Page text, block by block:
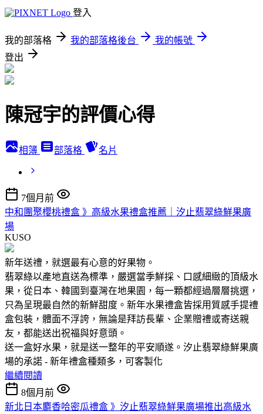
登入
我的部落格 我的部落格後台
我的帳號
登出
陳冠宇的評價心得
相簿 部落格 名片
7個月前
中和團聚櫻桃禮盒 》高級水果禮盒推薦｜汐止翡翠綠鮮果廣
場
KUSO
新年送禮，就選最有心意的好果物。
翡翠綠以產地直送為標準，嚴選當季鮮採、口感細緻的頂級水
果，從日本、韓國到臺灣在地果園，每一顆都經過層層挑選，
只為呈現最自然的新鮮甜度。新年水果禮盒皆採用質感手提禮
盒包裝，體面不浮誇，無論是拜訪長輩、企業贈禮或寄送親
友，都能送出祝福與好意頭。
送一盒好水果，就是送一整年的平安順遂。汐止翡翠綠鮮果廣
場的承諾 - 新年禮盒種類多，可客製化
繼續閱讀
8個月前
新北日本麝香哈密瓜禮盒 》汐止翡翠綠鮮果廣場推出高級水